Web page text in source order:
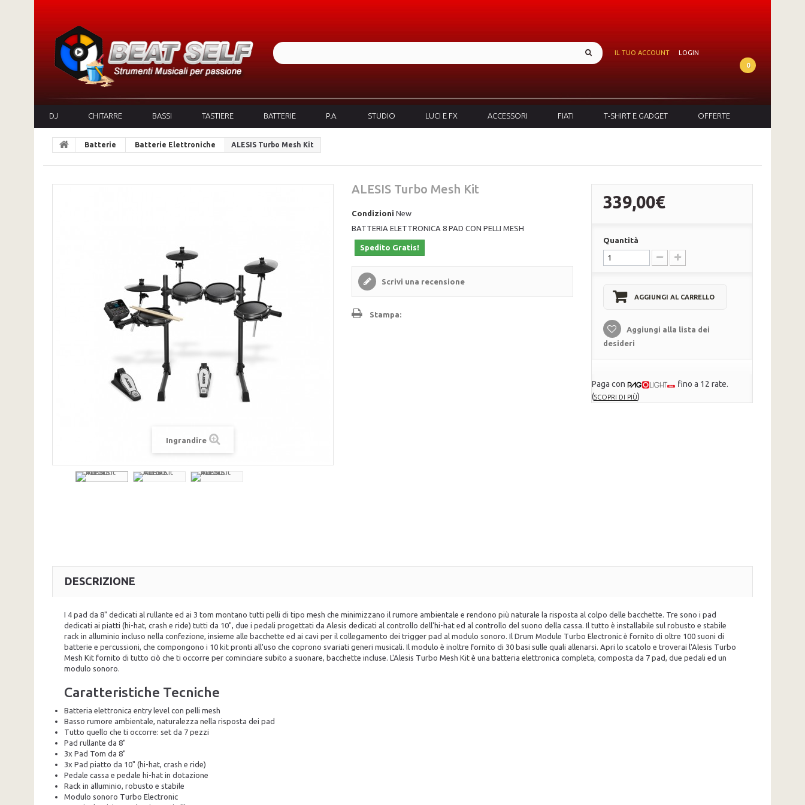
IL TUO ACCOUNT
LOGIN
0
DJ CHITARRE BASSI TASTIERE BATTERIE P.A. STUDIO LUCI E FX ACCESSORI FIATI T-SHIRT E GADGET OFFERTE
Batterie Batterie Elettroniche ALESIS Turbo Mesh Kit
Ingrandire
ALESIS Turbo Mesh Kit
Condizioni New
BATTERIA ELETTRONICA 8 PAD CON PELLI MESH
Spedito Gratis!
Scrivi una recensione
Stampa:
339,00€
Quantità
AGGIUNGI AL CARRELLO
Aggiungi alla lista dei
desideri
Paga con
fino a 12 rate.
(SCOPRI DI PIÙ)
DESCRIZIONE
I 4 pad da 8" dedicati al rullante ed ai 3 tom montano tutti pelli di tipo mesh che minimizzano il rumore ambientale e rendono più naturale la risposta al colpo delle bacchette. Tre sono i pad
dedicati ai piatti (hi-hat, crash e ride) tutti da 10", due i pedali progettati da Alesis dedicati al controllo dell'hi-hat ed al controllo del suono della cassa. Il tutto è installabile sul robusto e stabile
rack in alluminio incluso nella confezione, insieme alle bacchette ed ai cavi per il collegamento dei trigger pad al modulo sonoro. Il Drum Module Turbo Electronic è fornito di oltre 100 suoni di
batterie e percussioni, che compongono i 10 kit pronti all'uso che coprono svariati generi musicali. Il modulo è inoltre fornito di 30 basi sulle quali allenarsi. Apri lo scatolo e troverai l'Alesis Turbo
Mesh Kit fornito di tutto ciò che ti occorre per cominciare subito a suonare, bacchette incluse. L'Alesis Turbo Mesh Kit è una batteria elettronica completa, composta da 7 pad, due pedali ed un
modulo sonoro.
Caratteristiche Tecniche
Batteria elettronica entry level con pelli mesh
Basso rumore ambientale, naturalezza nella risposta dei pad
Tutto quello che ti occorre: set da 7 pezzi
Pad rullante da 8"
3x Pad Tom da 8"
3x Pad piatto da 10" (hi-hat, crash e ride)
Pedale cassa e pedale hi-hat in dotazione
Rack in alluminio, robusto e stabile
Modulo sonoro Turbo Electronic